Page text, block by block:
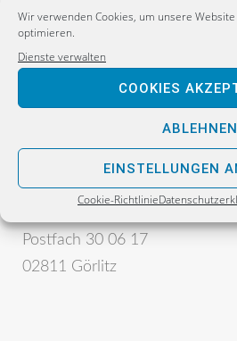
Wir verwenden Cookies, um unsere
optimieren.
Dienste verwalten
COOKIES
ABLEHNEN
EINSTELLUNGEN
Cookie-Richtlinie
Sebastian Wippel
Alternative für Deutschland
Postfach 30 06 17
02811 Görlitz